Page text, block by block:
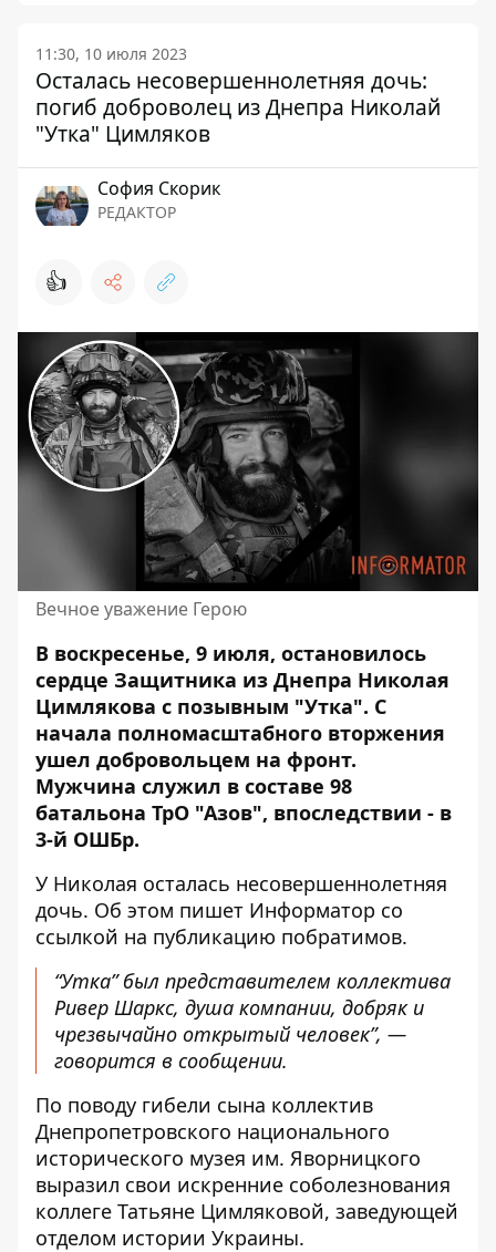
11:30, 10 июля 2023
Осталась несовершеннолетняя дочь:
погиб доброволец из Днепра Николай
"Утка" Цимляков
София Скорик
РЕДАКТОР
👍
Вечное уважение Герою
В воскресенье, 9 июля, остановилось
сердце Защитника из Днепра Николая
Цимлякова с позывным "Утка". С
начала полномасштабного вторжения
ушел добровольцем на фронт.
Мужчина служил в составе 98
батальона ТрО "Азов", впоследствии - в
3-й ОШБр.
У Николая осталась несовершеннолетняя
дочь. Об этом пишет Информатор со
ссылкой на публикацию побратимов.
“Утка” был представителем коллектива
Ривер Шаркс, душа компании, добряк и
чрезвычайно открытый человек”, —
говорится в сообщении.
По поводу гибели сына коллектив
Днепропетровского национального
исторического музея им. Яворницкого
выразил свои искренние соболезнования
коллеге Татьяне Цимляковой, заведующей
отделом истории Украины.